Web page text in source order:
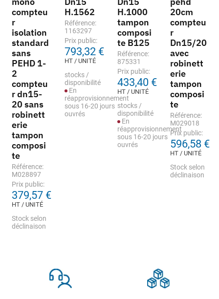
compteu
r
isolation
standard
sans
PEHD 1-
2
compteu
r dn15-
20 sans
robinett
erie
tampon
composi
te
Référence:
M028897
Prix public:
379,57 €
HT / UNITÉ
Stock selon
déclinaison
H.1562
Référence:
1163297
Prix public:
793,32 €
HT / UNITÉ
stocks /
disponibilité
En
réapprovisionnement
sous 16-20 jours
ouvrés
H.1000
tampon
composi
te B125
Référence:
875331
Prix public:
433,40 €
HT / UNITÉ
stocks /
disponibilité
En
réapprovisionnement
sous 16-20 jours
ouvrés
20cm
compteu
r
Dn15/20
avec
robinett
erie
tampon
composi
te
Référence:
M029018
Prix public:
596,58 €
HT / UNITÉ
Stock selon
déclinaison